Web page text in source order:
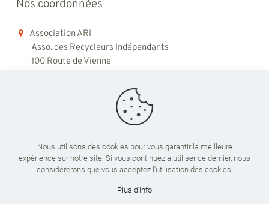
Nos coordonnées
Association ARI
Asso. des Recycleurs Indépendants
100 Route de Vienne
Du lundi au vendredi
09:00 - 18:00
Nous utilisons des cookies pour vous garantir la meilleure
expérience sur notre site. Si vous continuez à utiliser ce dernier, nous
considérerons que vous acceptez l'utilisation des cookies.
Plus d'info